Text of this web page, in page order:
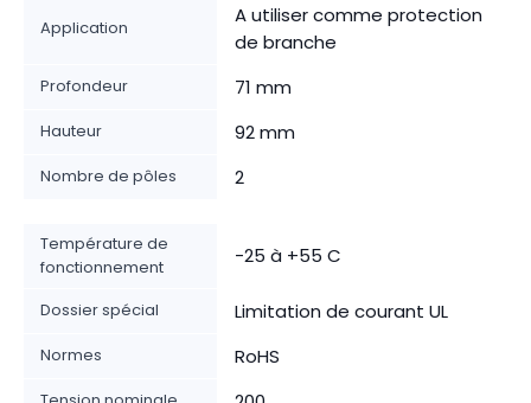
Application
A utiliser comme protection
de branche
Profondeur 71 mm
Hauteur 92 mm
Nombre de pôles 2
Température de
fonctionnement
-25 à +55 C
Dossier spécial Limitation de courant UL
Normes RoHS